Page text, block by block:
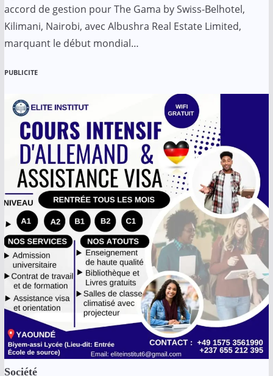
accord de gestion pour The Gama by Swiss-Belhotel,
Kilimani, Nairobi, avec Albushra Real Estate Limited,
marquant le début mondial…
PUBLICITE
Société